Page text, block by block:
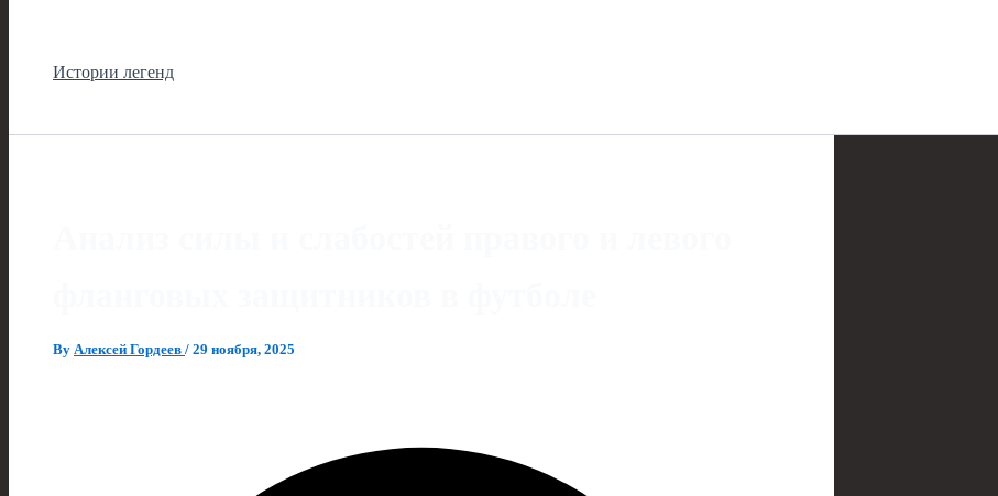
Истории легенд
By Алексей Гордеев / 29 ноября, 2025